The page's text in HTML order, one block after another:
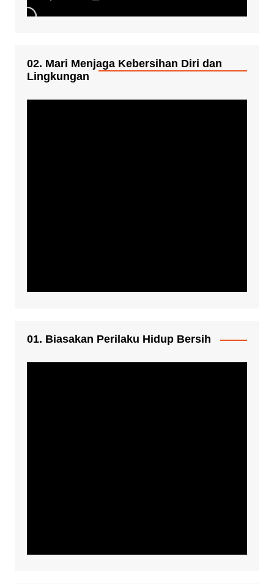
02. Mari Menjaga Kebersihan Diri dan
Lingkungan
01. Biasakan Perilaku Hidup Bersih